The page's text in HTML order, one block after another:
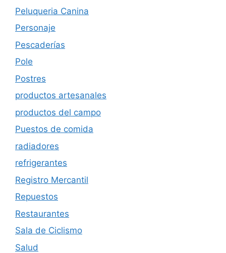
Peluqueria Canina
Personaje
Pescaderías
Pole
Postres
productos artesanales
productos del campo
Puestos de comida
radiadores
refrigerantes
Registro Mercantil
Repuestos
Restaurantes
Sala de Ciclismo
Salud